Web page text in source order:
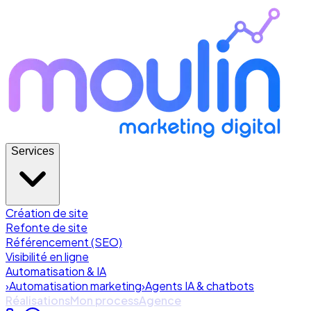
Services
Création de site
Refonte de site
Référencement (SEO)
Visibilité en ligne
Automatisation & IA
›Automatisation marketing›Agents IA & chatbots
RéalisationsMon processAgence